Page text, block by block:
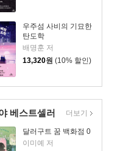
우주섬 사비의 기묘한
탄도학
배명훈 저
13,320원 (10% 할인)
베스트셀러
달러구트 꿈 백화점 0
이미예 저
더보기